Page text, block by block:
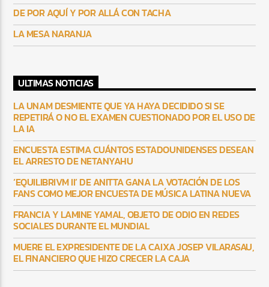
DE POR AQUÍ Y POR ALLÁ CON TACHA
LA MESA NARANJA
ULTIMAS NOTICIAS
LA UNAM DESMIENTE QUE YA HAYA DECIDIDO SI SE
REPETIRÁ O NO EL EXAMEN CUESTIONADO POR EL USO DE
LA IA
ENCUESTA ESTIMA CUÁNTOS ESTADOUNIDENSES DESEAN
EL ARRESTO DE NETANYAHU
‘EQUILIBRIVM II’ DE ANITTA GANA LA VOTACIÓN DE LOS
FANS COMO MEJOR ENCUESTA DE MÚSICA LATINA NUEVA
FRANCIA Y LAMINE YAMAL, OBJETO DE ODIO EN REDES
SOCIALES DURANTE EL MUNDIAL
MUERE EL EXPRESIDENTE DE LA CAIXA JOSEP VILARASAU,
EL FINANCIERO QUE HIZO CRECER LA CAJA